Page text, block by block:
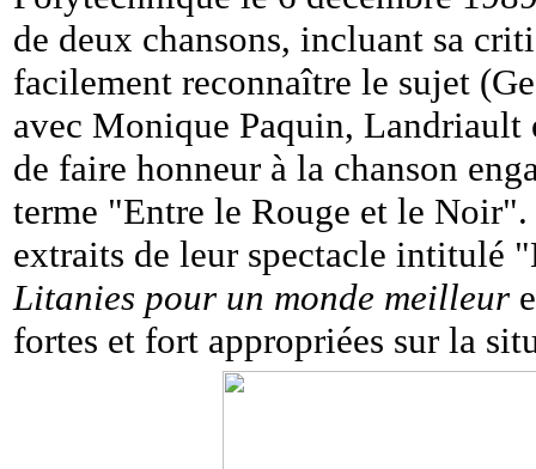
de deux chansons, incluant sa
facilement reconnaître le sujet
avec Monique Paquin, Landriault
de faire honneur à la chanson
terme "Entre le Rouge et le
extraits de leur spectacle intitulé
Litanies pour un monde meilleur
fortes et fort appropriées sur la